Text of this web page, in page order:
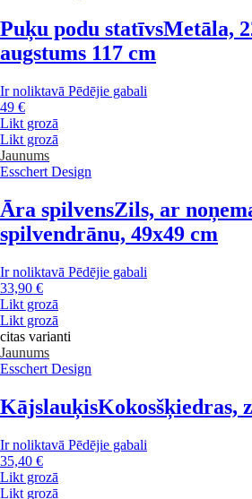
Puķu podu statīvsMetāla,
augstums 117 cm
Ir noliktavā Pēdējie gabali
49 €
Likt grozā
Likt grozā
Jaunums
Esschert Design
Āra spilvensZils, ar
spilvendrānu, 49x49 cm
Ir noliktavā Pēdējie gabali
33,90 €
Likt grozā
Likt grozā
citas varianti
Jaunums
Esschert Design
KājslauķisKokosšķiedras,
Ir noliktavā Pēdējie gabali
35,40 €
Likt grozā
Likt grozā